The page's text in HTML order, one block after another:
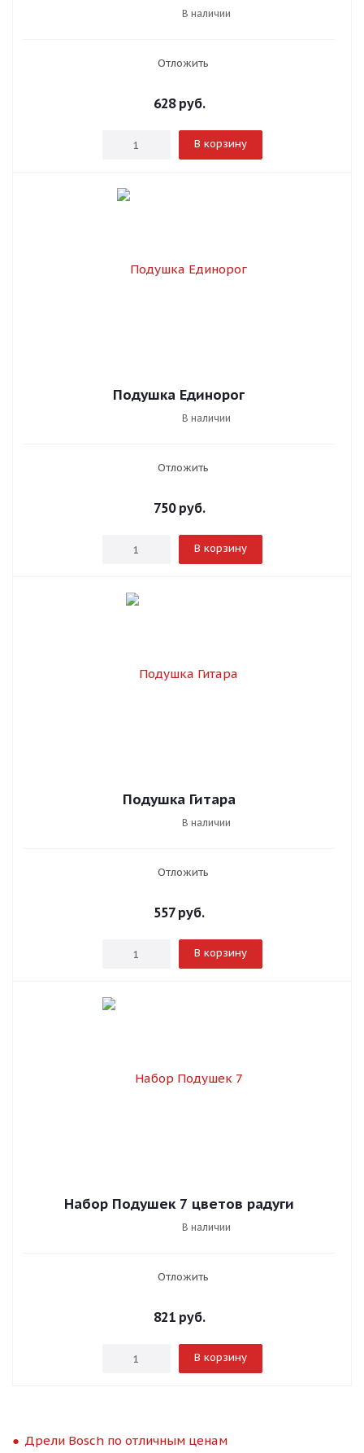
В наличии
Отложить
628руб.
В корзину
Подушка Единорог
В наличии
Отложить
750руб.
В корзину
Подушка Гитара
В наличии
Отложить
557руб.
В корзину
Набор Подушек 7 цветов радуги
В наличии
Отложить
821руб.
В корзину
Дрели Bosch по отличным ценам